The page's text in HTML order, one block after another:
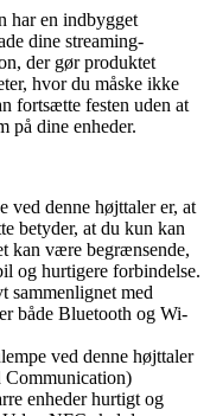
har en indbygget
dine streaming-
der gør produktet
hvor du måske ikke
fortsætte festen uden at
på dine enheder.
ved denne højttaler er, at
betyder, at du kun kan
kan være begrænsende,
og hurtigere forbindelse.
sammenlignet med
både Bluetooth og Wi-
ved denne højttaler
Communication)
enheder hurtigt og